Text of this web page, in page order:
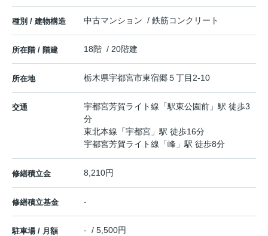
種別 / 建物構造 中古マンション / 鉄筋コンクリート
所在階 / 階建 18階 / 20階建
所在地 栃木県宇都宮市東宿郷５丁目2-10
交通 宇都宮芳賀ライト線 「駅東公園前 」駅 徒歩3
分
東北本線 「宇都宮 」駅 徒歩16分
宇都宮芳賀ライト線 「峰 」駅 徒歩8分
修繕積立金 8,210円
修繕積立基金 -
駐車場 / 月額 - / 5,500円